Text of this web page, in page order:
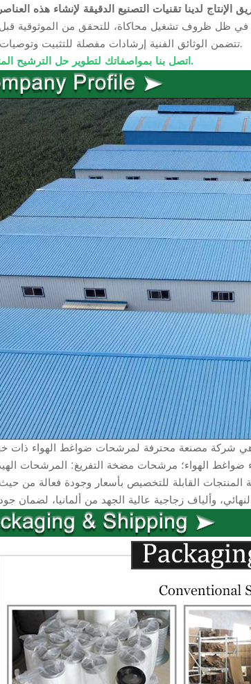
تتضمن الوثائق الفنية إرشادات مفصلة للتثبيت وتوصيات الصيانة.
اتصل بنا بمواصفاتك لتطوير حل الترشيح المثالي لك.